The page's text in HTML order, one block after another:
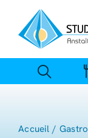
content
Accueil